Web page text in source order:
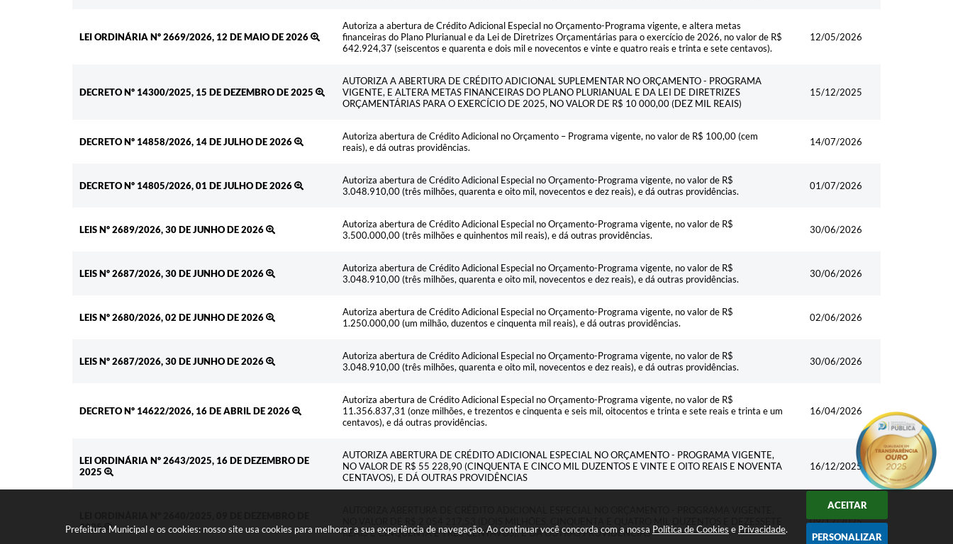
Prefeitura Municipal e os cookies: nosso site usa cookies para melhorar a sua experiência de navegação. Ao continuar você concorda com a nossa Política de Cookies e Privacidade.
ACEITAR
PERSONALIZAR
LEI ORDINÁRIA Nº 2669/2026, 12 DE MAIO DE 2026
Autoriza a abertura de Crédito Adicional Especial no Orçamento-Programa vigente, e altera metas
financeiras do Plano Plurianual e da Lei de Diretrizes Orçamentárias para o exercício de 2026, no valor de R$
642.924,37 (seiscentos e quarenta e dois mil e novecentos e vinte e quatro reais e trinta e sete centavos).
12/05/2026
DECRETO Nº 14300/2025, 15 DE DEZEMBRO DE 2025
AUTORIZA A ABERTURA DE CRÉDITO ADICIONAL SUPLEMENTAR NO ORÇAMENTO - PROGRAMA
VIGENTE, E ALTERA METAS FINANCEIRAS DO PLANO PLURIANUAL E DA LEI DE DIRETRIZES
ORÇAMENTÁRIAS PARA O EXERCÍCIO DE 2025, NO VALOR DE R$ 10 000,00 (DEZ MIL REAIS)
15/12/2025
DECRETO Nº 14858/2026, 14 DE JULHO DE 2026
Autoriza abertura de Crédito Adicional no Orçamento – Programa vigente, no valor de R$ 100,00 (cem
reais), e dá outras providências.
14/07/2026
DECRETO Nº 14805/2026, 01 DE JULHO DE 2026
Autoriza abertura de Crédito Adicional Especial no Orçamento-Programa vigente, no valor de R$
3.048.910,00 (três milhões, quarenta e oito mil, novecentos e dez reais), e dá outras providências.
01/07/2026
LEIS Nº 2689/2026, 30 DE JUNHO DE 2026
Autoriza abertura de Crédito Adicional Especial no Orçamento-Programa vigente, no valor de R$
3.500.000,00 (três milhões e quinhentos mil reais), e dá outras providências.
30/06/2026
LEIS Nº 2687/2026, 30 DE JUNHO DE 2026
Autoriza abertura de Crédito Adicional Especial no Orçamento-Programa vigente, no valor de R$
3.048.910,00 (três milhões, quarenta e oito mil, novecentos e dez reais), e dá outras providências.
30/06/2026
LEIS Nº 2680/2026, 02 DE JUNHO DE 2026
Autoriza abertura de Crédito Adicional Especial no Orçamento-Programa vigente, no valor de R$
1.250.000,00 (um milhão, duzentos e cinquenta mil reais), e dá outras providências.
02/06/2026
LEIS Nº 2687/2026, 30 DE JUNHO DE 2026
Autoriza abertura de Crédito Adicional Especial no Orçamento-Programa vigente, no valor de R$
3.048.910,00 (três milhões, quarenta e oito mil, novecentos e dez reais), e dá outras providências.
30/06/2026
DECRETO Nº 14622/2026, 16 DE ABRIL DE 2026
Autoriza abertura de Crédito Adicional Especial no Orçamento-Programa vigente, no valor de R$
11.356.837,31 (onze milhões, e trezentos e cinquenta e seis mil, oitocentos e trinta e sete reais e trinta e um
centavos), e dá outras providências.
16/04/2026
LEI ORDINÁRIA Nº 2643/2025, 16 DE DEZEMBRO DE
2025
AUTORIZA ABERTURA DE CRÉDITO ADICIONAL ESPECIAL NO ORÇAMENTO - PROGRAMA VIGENTE,
NO VALOR DE R$ 55 228,90 (CINQUENTA E CINCO MIL DUZENTOS E VINTE E OITO REAIS E NOVENTA
CENTAVOS), E DÁ OUTRAS PROVIDÊNCIAS
16/12/2025
2025
REAIS E CINQUENTA E TRÊS CENTAVOS), E DÁ OUTRAS PROVIDÊNCIAS
09/12/2025